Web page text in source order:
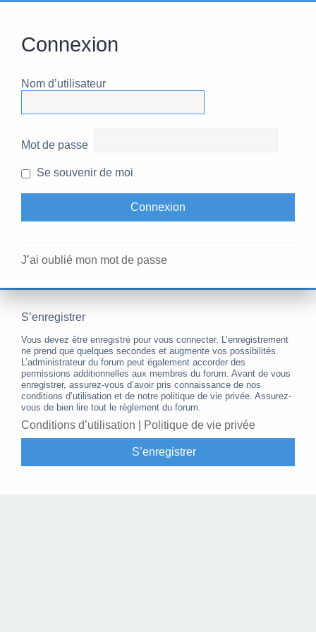
Connexion
Nom d’utilisateur
Mot de passe
Se souvenir de moi
J’ai oublié mon mot de passe
S’enregistrer
Vous devez être enregistré pour vous connecter. L’enregistrement
ne prend que quelques secondes et augmente vos possibilités.
L’administrateur du forum peut également accorder des
permissions additionnelles aux membres du forum. Avant de vous
enregistrer, assurez-vous d’avoir pris connaissance de nos
conditions d’utilisation et de notre politique de vie privée. Assurez-
vous de bien lire tout le règlement du forum.
Conditions d’utilisation Politique de vie privée
S’enregistrer